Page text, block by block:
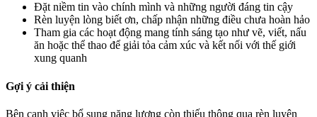
Đặt niềm tin vào chính mình và những người đáng tin cậy
Rèn luyện lòng biết ơn, chấp nhận những điều chưa hoàn hảo
Tham gia các hoạt động mang tính sáng tạo như vẽ, viết, nấu
ăn hoặc thể thao để giải tỏa cảm xúc và kết nối với thế giới
xung quanh
Gợi ý cải thiện
Bên cạnh việc bổ sung năng lượng còn thiếu thông qua rèn luyện